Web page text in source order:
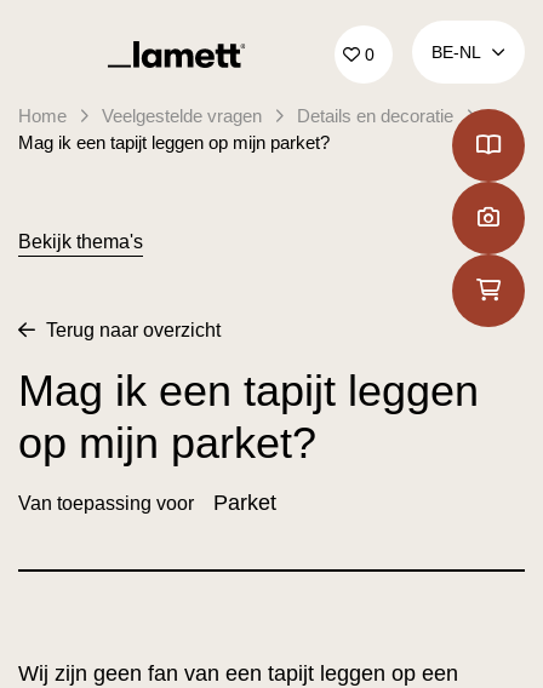
Terug naar home 0 BE‑NL
Home Veelgestelde vragen
Details en decoratie
Mag ik een tapijt leggen op mijn parket?
Bekijk thema's
Terug naar overzicht
Mag ik een tapijt leggen
op mijn parket?
Van toepassing voor Parket
Wij zijn geen fan van een tapijt leggen op een